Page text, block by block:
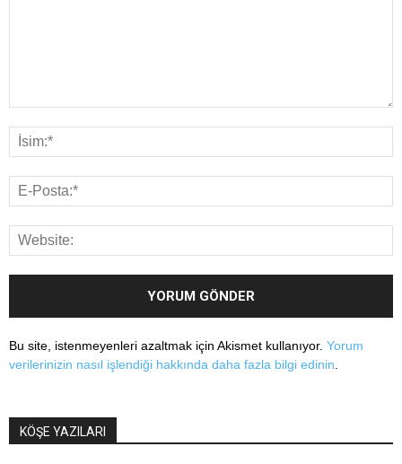
Bu site, istenmeyenleri azaltmak için Akismet kullanıyor. Yorum
verilerinizin nasıl işlendiği hakkında daha fazla bilgi edinin
KÖŞE YAZILARI